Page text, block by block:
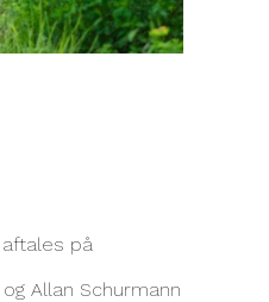
på
Allan Schurmann